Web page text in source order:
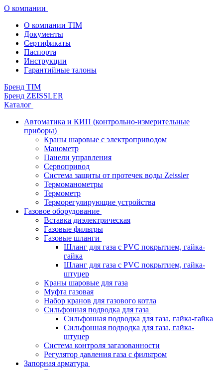
О компании
О компании TIM
Документы
Сертификаты
Паспорта
Инструкции
Гарантийные талоны
Бренд TIM
Бренд ZEISSLER
Каталог
Автоматика и КИП (контрольно-измерительные
приборы)
Краны шаровые с электроприводом
Манометр
Панели управления
Сервопривод
Система защиты от протечек воды Zeissler
Термоманометры
Термометр
Терморегулирующие устройства
Газовое оборудование
Вставка диэлектрическая
Газовые фильтры
Газовые шланги
Шланг для газа с PVC покрытием, гайка-
гайка
Шланг для газа с PVC покрытием, гайка-
штуцер
Краны шаровые для газа
Муфта газовая
Набор кранов для газового котла
Сильфонная подводка для газа
Сильфонная подводка для газа, гайка-гайка
Сильфонная подводка для газа, гайка-
штуцер
Система контроля загазованности
Регулятор давления газа с фильтром
Запорная арматура